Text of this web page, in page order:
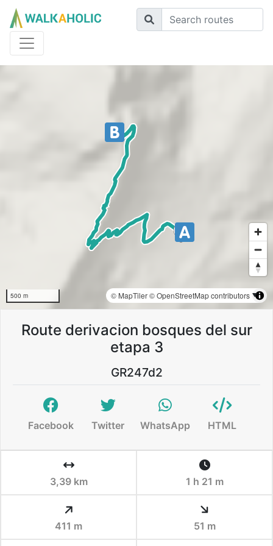
500 m © MapTiler© OpenStreetMap contributors
Route derivacion bosques del sur
etapa 3
GR247d2
Facebook Twitter WhatsApp HTML
3,39 km 1 h 21 m
411 m 51 m